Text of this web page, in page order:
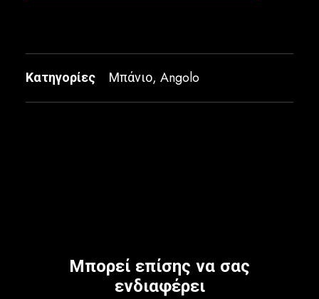
Κατηγορίες Μπάνιο, Angolo
Μπορεί επίσης να σας
ενδιαφέρει